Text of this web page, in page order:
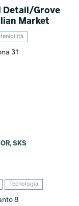
Detail/Grove
Market
31
SKS
Tecnologia
8